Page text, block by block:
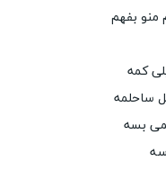
منو بفهم
کمه
ساحلمه
بسه